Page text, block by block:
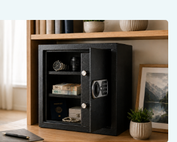
a štvorcovým štítom. Nové